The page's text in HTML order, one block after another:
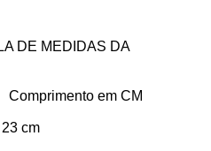
DE MEDIDAS DA
em CM